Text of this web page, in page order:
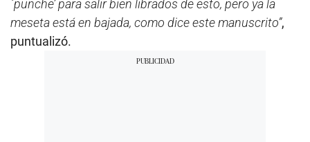
´punche’ para salir bien librados de esto, pero ya la
meseta está en bajada, como dice este manuscrito”,
puntualizó.